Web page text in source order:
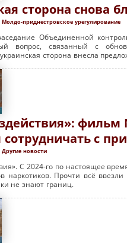
сторона снова
Молдо-приднестровское урегулирование
Объединенной
вопрос, связанный с
сторона внесла
с
Другие новости
С 2024-го по настоящее
наркотиков. Прочти всё
не знают границ.